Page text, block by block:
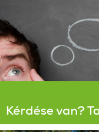
Kérdése van?